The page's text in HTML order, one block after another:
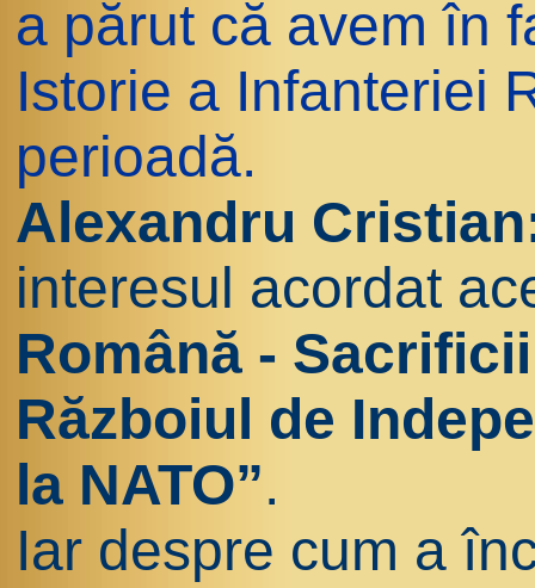
a părut că avem în
Istorie a Infanteriei
perioadă.
Alexandru
interesul acordat
Română -
Războiul de
la NATO”.
Iar despre cum a